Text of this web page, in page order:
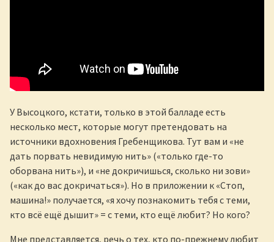
У Высоцкого, кстати, только в этой балладе есть
несколько мест, которые могут претендовать на
источники вдохновения Гребенщикова. Тут вам и «не
дать порвать невидимую нить» («только где-то
оборвана нить»), и «не докричишься, сколько ни зови»
(«как до вас докричаться»). Но в приложении к «Стоп,
машина!» получается, «я хочу познакомить тебя с теми,
кто всё ещё дышит» = с теми, кто ещё любит? Но кого?
Мне представляется, речь о тех, кто по-прежнему любит